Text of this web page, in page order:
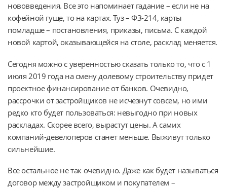
нововведения. Все это напоминает гадание – если не на
кофейной гуще, то на картах. Туз – ФЗ-214, карты
помладше – постановления, приказы, письма. С каждой
новой картой, оказывающейся на столе, расклад меняется.
Сегодня можно с уверенностью сказать только то, что с 1
июля 2019 года на смену долевому строительству придет
проектное финансирование от банков. Очевидно,
рассрочки от застройщиков не исчезнут совсем, но ими
редко кто будет пользоваться: невыгодно при новых
раскладах. Скорее всего, вырастут цены. А самих
компаний-девелоперов станет меньше. Выживут только
сильнейшие.
Все остальное не так очевидно. Даже как будет называться
договор между застройщиком и покупателем –